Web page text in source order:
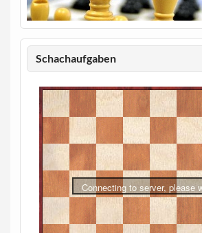
Schachaufgaben